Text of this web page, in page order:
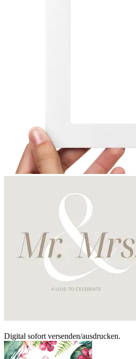
Digital sofort versenden/ausdrucken.